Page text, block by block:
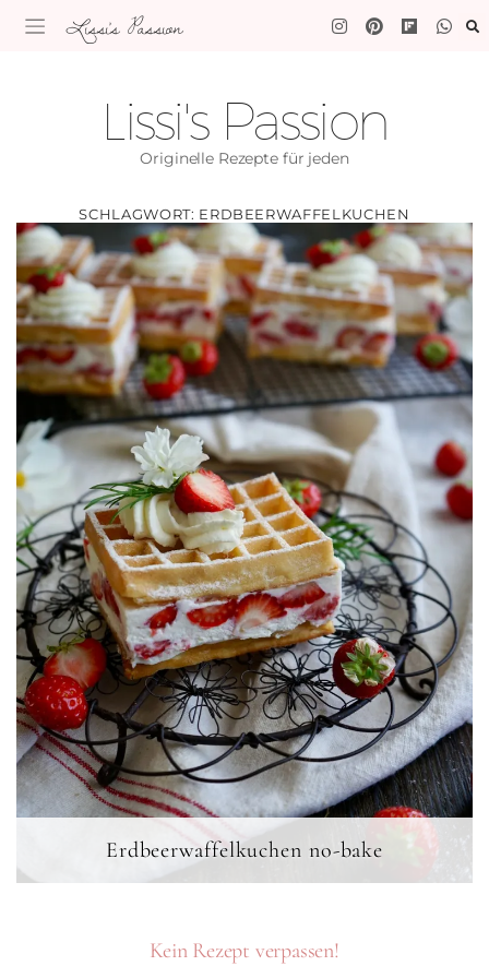
Lissi's Passion
Lissi's Passion
Originelle Rezepte für jeden
SCHLAGWORT: ERDBEERWAFFELKUCHEN
Erdbeerwaffelkuchen no-bake
Kein Rezept verpassen!